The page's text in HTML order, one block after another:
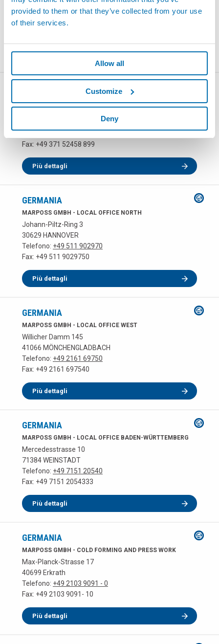
provided to them or that they’ve collected from your use
of their services.
Allow all
Customize
Deny
71384 WEINSTADT
Telefono:+49 7151 20540
Più dettagli
Fax: +49 371 52458 899
Più dettagli
GERMANIA
MARPOSS GMBH - LOCAL OFFICE NORTH
Johann-Piltz-Ring 3
30629 HANNOVER
Telefono: +49 511 902970
Fax: +49 511 9029750
Più dettagli
GERMANIA
MARPOSS GMBH - LOCAL OFFICE WEST
Willicher Damm 145
41066 MÖNCHENGLADBACH
Telefono: +49 2161 69750
Fax: +49 2161 697540
Più dettagli
GERMANIA
MARPOSS GMBH - LOCAL OFFICE BADEN-WÜRTTEMBERG
Mercedesstrasse 10
71384 WEINSTADT
Telefono: +49 7151 20540
Fax: +49 7151 2054333
Più dettagli
GERMANIA
MARPOSS GMBH - COLD FORMING AND PRESS WORK
Max-Planck-Strasse 17
40699 Erkrath
Telefono: +49 2103 9091 - 0
Fax: +49 2103 9091- 10
Più dettagli